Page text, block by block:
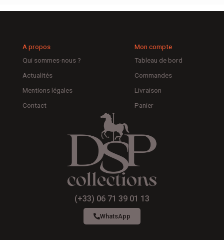
A propos
Qui sommes-nous ?
Actualités
Mentions légales
Contact
Mon compte
Tableau de bord
Commandes
Livraison
Panier
(+33) 06 71 39 01 13
WhatsApp